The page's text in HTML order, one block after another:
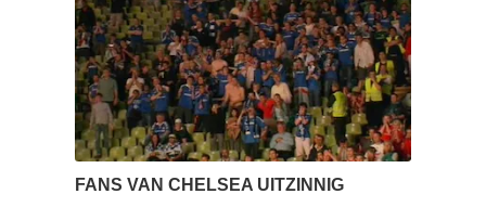
FANS VAN CHELSEA UITZINNIG